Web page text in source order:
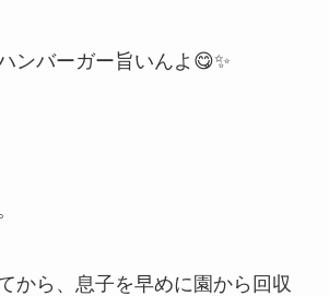
ンバーガー旨いんよ😋✨
から、息子を早めに園から回収